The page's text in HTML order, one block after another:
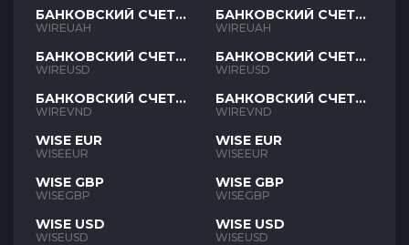
БАНКОВСКИЙ СЧЕТ
UAH
WIREUAH
БАНКОВСКИЙ СЧЕТ
USD
WIREUSD
БАНКОВСКИЙ СЧЕТ
VND
WIREVND
WISE EUR
WISEEUR
WISE GBP
WISEGBP
WISE USD
WISEUSD
БАНКОВСКИЙ СЧЕТ
UAH
WIREUAH
БАНКОВСКИЙ СЧЕТ
USD
WIREUSD
БАНКОВСКИЙ СЧЕТ
VND
WIREVND
WISE EUR
WISEEUR
WISE GBP
WISEGBP
WISE USD
WISEUSD